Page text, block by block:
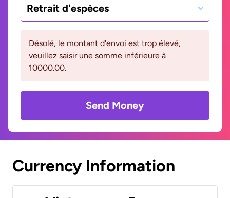
Retrait d'espèces
Désolé, le montant d'envoi est trop élevé,
veuillez saisir une somme inférieure à
10000.00.
Send Money
Currency Information